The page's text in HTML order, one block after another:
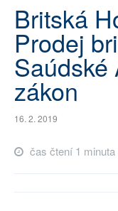
ARCHIV
ROZHOVORY
TÉMATA
Britská
Prodej
Saúdské
zákon
16. 2. 2019
čas čtení 1 minuta